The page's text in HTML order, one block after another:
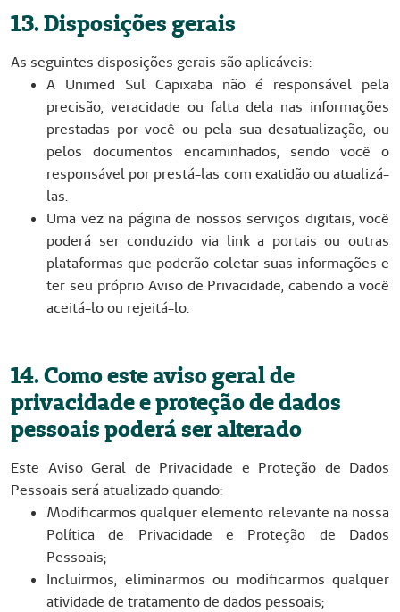
13. Disposições gerais
As seguintes disposições gerais são aplicáveis:
A Unimed Sul Capixaba não é responsável pela
precisão, veracidade ou falta dela nas informações
prestadas por você ou pela sua desatualização, ou
pelos documentos encaminhados, sendo você o
responsável por prestá-las com exatidão ou atualizá-
las.
Uma vez na página de nossos serviços digitais, você
poderá ser conduzido via link a portais ou outras
plataformas que poderão coletar suas informações e
ter seu próprio Aviso de Privacidade, cabendo a você
aceitá-lo ou rejeitá-lo.
14. Como este aviso geral de
privacidade e proteção de dados
pessoais poderá ser alterado
Este Aviso Geral de Privacidade e Proteção de Dados
Pessoais será atualizado quando:
Modificarmos qualquer elemento relevante na nossa
Política de Privacidade e Proteção de Dados
Pessoais;
Incluirmos, eliminarmos ou modificarmos qualquer
atividade de tratamento de dados pessoais;